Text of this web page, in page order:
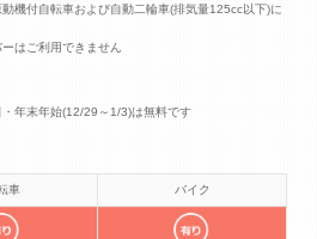
機付自転車および自動二輪車(排気量125cc以下)に
はご利用できません
年末年始(12/29～1/3)は無料です
車 バイク